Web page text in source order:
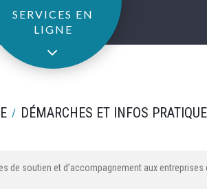
SERVICES EN
LIGNE
DÉMARCHES ET INFOS
de soutien et d’accompagnement aux